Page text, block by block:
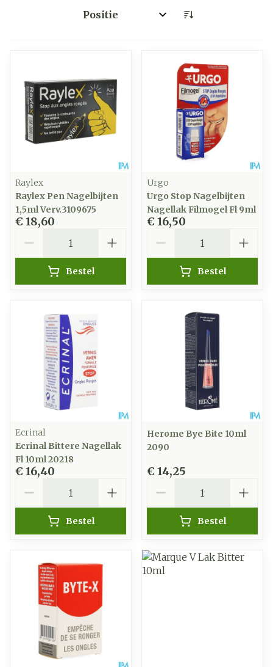
Sorteer op:
Raylex
Raylex Pen Nagelbijten
1,5ml Verv.3109675
€ 18,60
Bestel
Urgo
Urgo Stop Nagelbijten
Nagellak Filmogel Fl 9ml
€ 16,50
Bestel
Ecrinal
Ecrinal Bittere Nagellak
Fl 10ml 20218
€ 16,40
Bestel
Herome Bye Bite 10ml
2090
€ 14,25
Bestel